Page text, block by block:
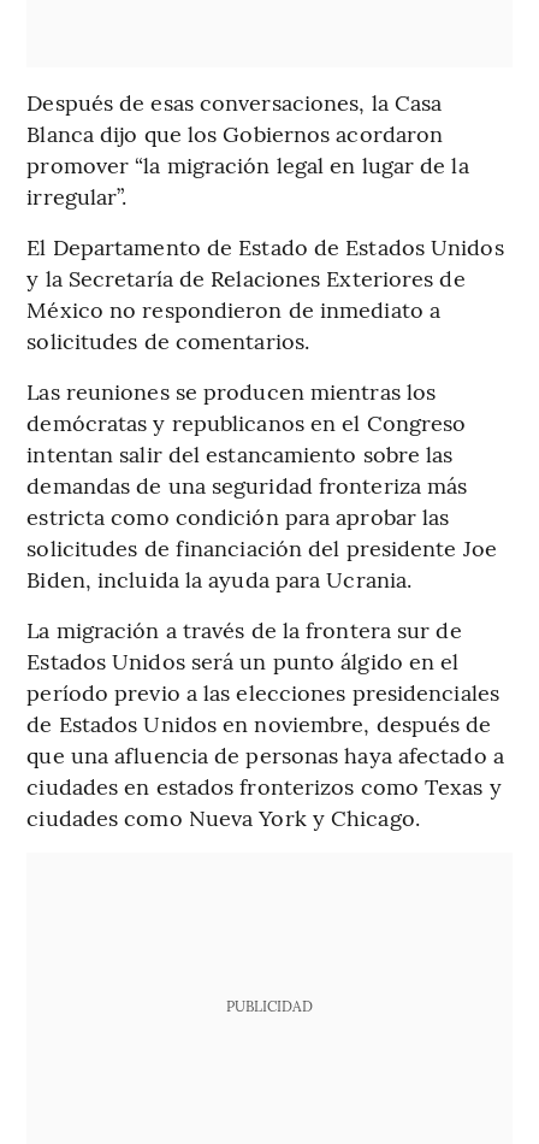
Después de esas conversaciones, la Casa
Blanca dijo que los Gobiernos acordaron
promover “la migración legal en lugar de la
irregular”.
El Departamento de Estado de Estados Unidos
y la Secretaría de Relaciones Exteriores de
México no respondieron de inmediato a
solicitudes de comentarios.
Las reuniones se producen mientras los
demócratas y republicanos en el Congreso
intentan salir del estancamiento sobre las
demandas de una seguridad fronteriza más
estricta como condición para aprobar las
solicitudes de financiación del presidente Joe
Biden, incluida la ayuda para Ucrania.
La migración a través de la frontera sur de
Estados Unidos será un punto álgido en el
período previo a las elecciones presidenciales
de Estados Unidos en noviembre, después de
que una afluencia de personas haya afectado a
ciudades en estados fronterizos como Texas y
ciudades como Nueva York y Chicago.
PUBLICIDAD